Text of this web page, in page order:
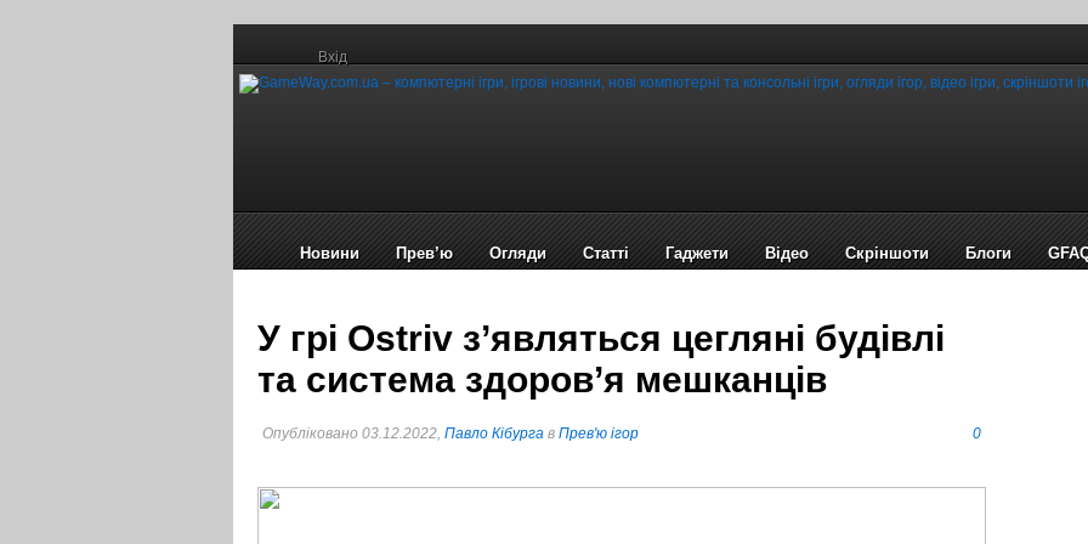
Вхід
Новини Прев’ю Огляди Статті Гаджети Відео Cкріншоти Блоги
У грі Ostriv з’являтьcя цегляні будівлі
та система здоров’я мешканців
Опубліковано 03.12.2022, Павло Кібурга в Прев'ю ігор 0